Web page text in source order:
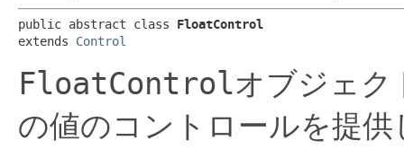
public abstract class FloatControl
extends Control
FloatControlオブジェク
の値のコントロールを提供